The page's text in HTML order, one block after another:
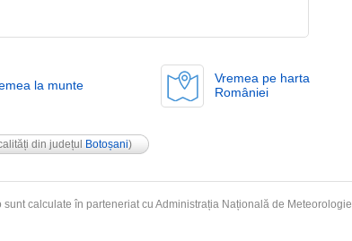
la munte
Vremea pe harta
României
din județul Botoșani)
calculate în parteneriat cu Administrația Națională de Meteorologie